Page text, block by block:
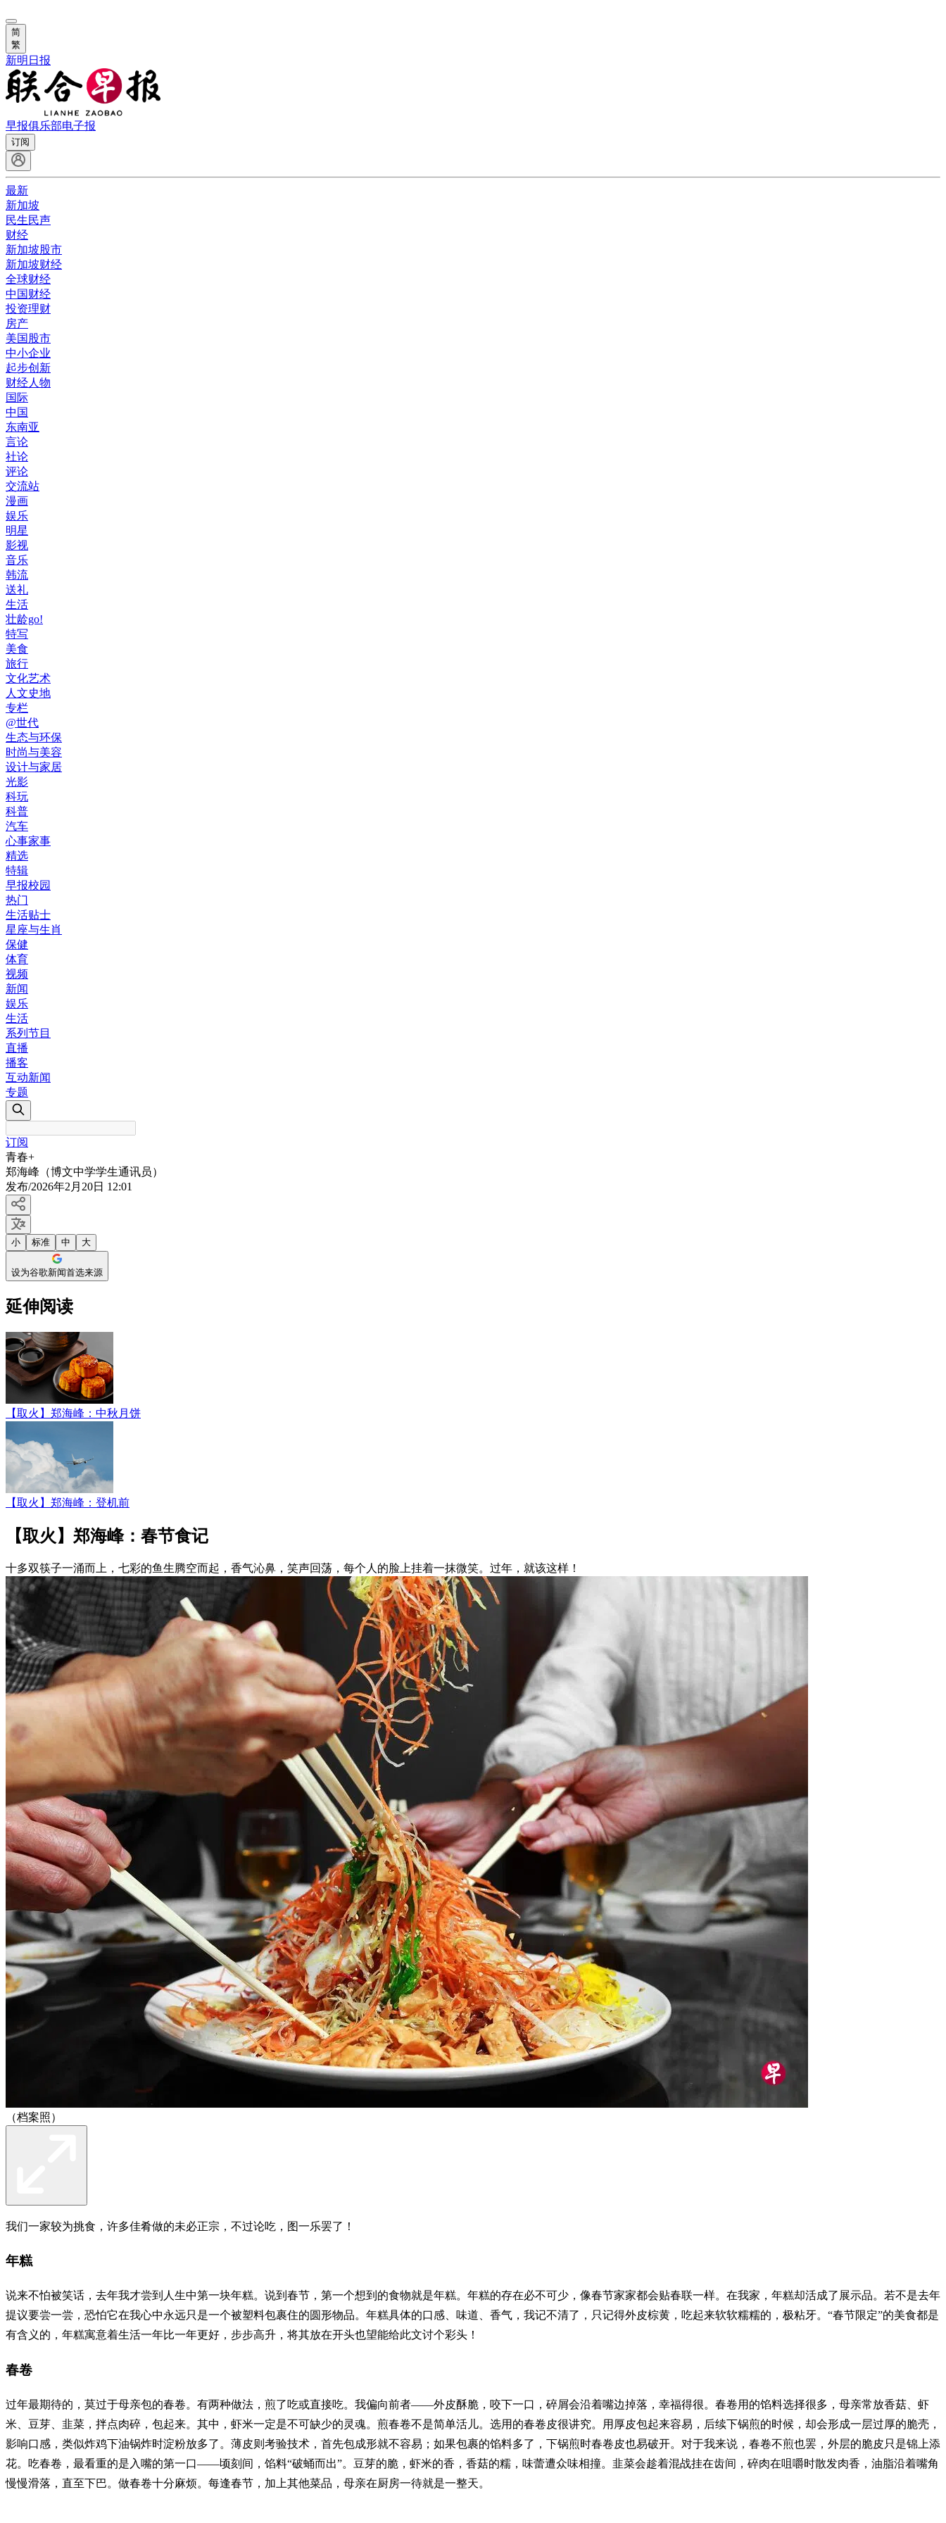
简
繁
新明日报
早报俱乐部电子报
订阅
最新
新加坡
民生民声
财经
新加坡股市
新加坡财经
全球财经
中国财经
投资理财
房产
美国股市
中小企业
起步创新
财经人物
国际
中国
东南亚
言论
社论
评论
交流站
漫画
娱乐
明星
影视
音乐
韩流
送礼
生活
壮龄go!
特写
美食
旅行
文化艺术
人文史地
专栏
@世代
生态与环保
时尚与美容
设计与家居
光影
科玩
科普
汽车
心事家事
精选
特辑
早报校园
热门
生活贴士
星座与生肖
保健
体育
视频
新闻
娱乐
生活
系列节目
直播
播客
互动新闻
专题
订阅
青春+
郑海峰（博文中学学生通讯员）
发布/2026年2月20日 12:01
小 标准 中 大
设为谷歌新闻首选来源
延伸阅读
【取火】郑海峰：中秋月饼
【取火】郑海峰：登机前
【取火】郑海峰：春节食记
十多双筷子一涌而上，七彩的鱼生腾空而起，香气沁鼻，笑声回荡，每个人的脸上挂着一抹微笑。过年，就该这样！
（档案照）
我们一家较为挑食，许多佳肴做的未必正宗，不过论吃，图一乐罢了！
年糕
说来不怕被笑话，去年我才尝到人生中第一块年糕。说到春节，第一个想到的食物就是年糕。年糕的存在必不可少，像春节家家都会贴春联一样。在我家，年糕却活成了展示品。若不是去年
提议要尝一尝，恐怕它在我心中永远只是一个被塑料包裹住的圆形物品。年糕具体的口感、味道、香气，我记不清了，只记得外皮棕黄，吃起来软软糯糯的，极粘牙。“春节限定”的美食都是
有含义的，年糕寓意着生活一年比一年更好，步步高升，将其放在开头也望能给此文讨个彩头！
春卷
过年最期待的，莫过于母亲包的春卷。有两种做法，煎了吃或直接吃。我偏向前者——外皮酥脆，咬下一口，碎屑会沿着嘴边掉落，幸福得很。春卷用的馅料选择很多，母亲常放香菇、虾
米、豆芽、韭菜，拌点肉碎，包起来。其中，虾米一定是不可缺少的灵魂。煎春卷不是简单活儿。选用的春卷皮很讲究。用厚皮包起来容易，后续下锅煎的时候，却会形成一层过厚的脆壳，
影响口感，类似炸鸡下油锅炸时淀粉放多了。薄皮则考验技术，首先包成形就不容易；如果包裹的馅料多了，下锅煎时春卷皮也易破开。对于我来说，春卷不煎也罢，外层的脆皮只是锦上添
花。吃春卷，最看重的是入嘴的第一口——顷刻间，馅料“破蛹而出”。豆芽的脆，虾米的香，香菇的糯，味蕾遭众味相撞。韭菜会趁着混战挂在齿间，碎肉在咀嚼时散发肉香，油脂沿着嘴角
慢慢滑落，直至下巴。做春卷十分麻烦。每逢春节，加上其他菜品，母亲在厨房一待就是一整天。